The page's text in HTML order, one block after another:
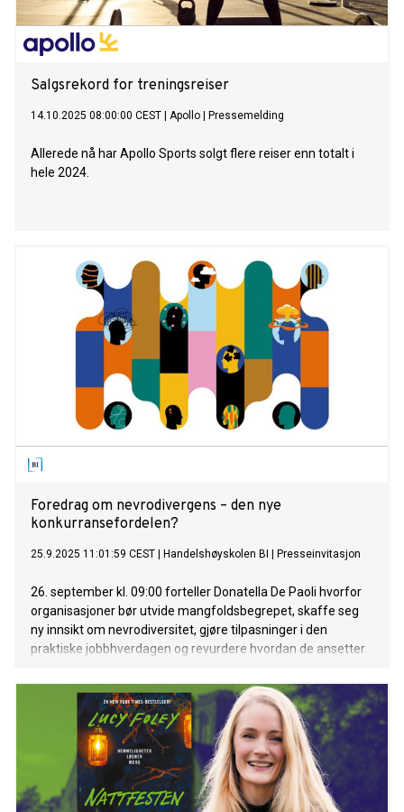
Salgsrekord for treningsreiser
14.10.2025 08:00:00 CEST Apollo Pressemelding
Allerede nå har Apollo Sports solgt flere reiser enn totalt i
hele 2024.
Foredrag om nevrodivergens – den nye
konkurransefordelen?
25.9.2025 11:01:59 CEST Handelshøyskolen BI Presseinvitasjon
26. september kl. 09:00 forteller Donatella De Paoli hvorfor
organisasjoner bør utvide mangfoldsbegrepet, skaffe seg
ny innsikt om nevrodiversitet, gjøre tilpasninger i den
praktiske jobbhverdagen og revurdere hvordan de ansetter.